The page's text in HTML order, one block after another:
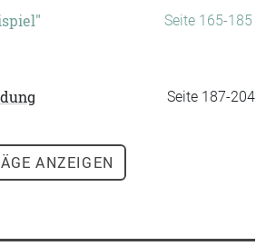
Seite 165-185
Seite 187-204
ANZEIGEN